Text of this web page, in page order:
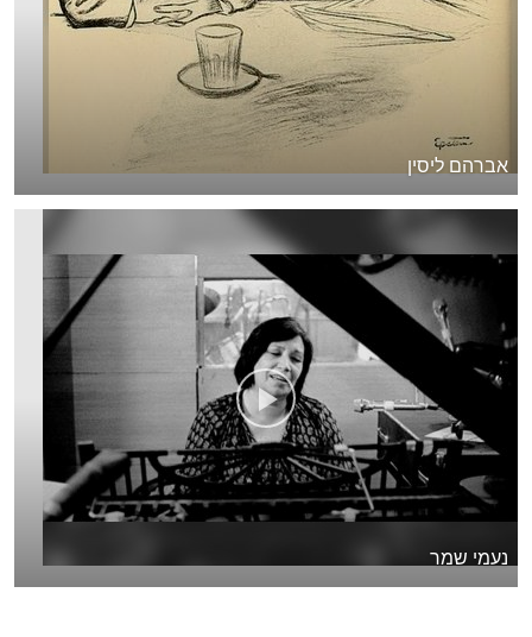
אברהם ליסין
נעמי שמר